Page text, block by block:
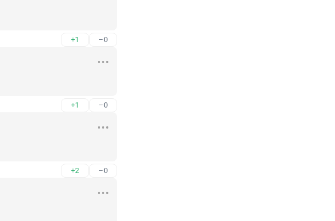
+1 –0
+1 –0
+2 –0